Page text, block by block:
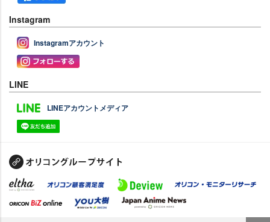
Instagram
Instagramアカウント
LINE
LINEアカウントメディア